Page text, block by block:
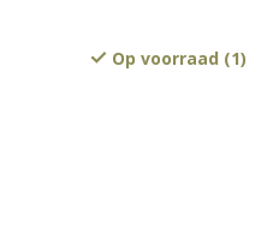
Op voorraad (1)